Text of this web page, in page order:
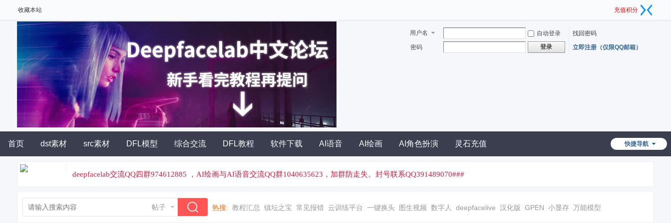
收藏本站 充值积分
用户名 自动登录
找回密码
密码
登录 立即注册（仅限QQ邮箱）
快捷导航
首页 dst素材 src素材 DFL模型 综合交流 DFL教程 软件下载 AI语音 AI绘画 AI角色扮演 灵石充值
deepfacelab交流QQ四群974612885 ，AI绘画与AI语音交流QQ群1040635623，加群防走失。封号联系QQ391489070###
帖子
热搜: 教程汇总 镇坛之宝 常见报错 云训练平台 一键换头 图生视频 数字人 deepfacelive 汉化版 GPEN 小显存 万能模型